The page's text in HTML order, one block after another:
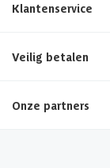
Klantenservice
Veilig betalen
Onze partners